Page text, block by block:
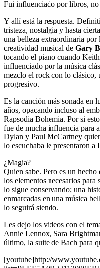
Fui influenciado por libros, no
Y allí está la respuesta.
tristeza, nostalgia y hasta
una belleza extraordinaria por
creatividad musical de Gary
tocando el piano cuando
influenciado por la música
mezclo el rock con lo clásico,
progresivo.
Es la canción más sonada en
años, opacando incluso al
Rapsodia Bohemia. Por si
fue de mucha influencia para
Dylan y Paul McCartney
lo escuchaba le presentaron a
¿Magia?
Quien sabe. Pero es un
los elementos necesarios
lo sigue conservando; una
enmarcadas en una música
lo seguirá siendo.
Les dejo los videos con el
Annie Lennox, Sara
último, la suite de Bach para
[youtube]http://